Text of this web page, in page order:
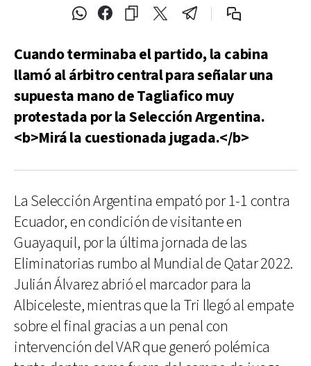
Cuando terminaba el partido, la cabina
llamó al árbitro central para señalar una
supuesta mano de Tagliafico muy
protestada por la Selección Argentina.
<b>Mirá la cuestionada jugada.</b>
La Selección Argentina empató por 1-1 contra
Ecuador, en condición de visitante en
Guayaquil, por la última jornada de las
Eliminatorias rumbo al Mundial de Qatar 2022.
Julián Álvarez abrió el marcador para la
Albiceleste, mientras que la Tri llegó al empate
sobre el final gracias a un penal con
intervención del VAR que generó polémica